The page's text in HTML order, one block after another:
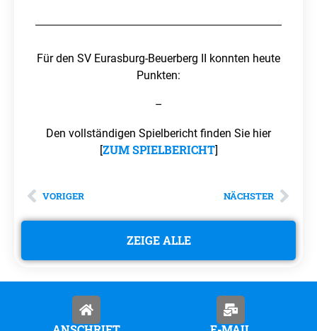
Für den SV Eurasburg-Beuerberg II konnten heute
Punkten:
–
Den vollständigen Spielbericht finden Sie hier
[ZUM SPIELBERICHT]
VORIGER NÄCHSTER
ZEIGE ALLE